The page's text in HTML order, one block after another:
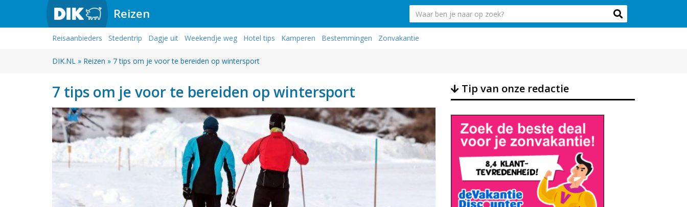
Reizen
Reisaanbieders Stedentrip Dagje uit Weekendje weg Hotel tips Kamperen Bestemmingen Zonvakantie
DIK.NL » Reizen » 7 tips om je voor te bereiden op wintersport
7 tips om je voor te bereiden op wintersport Tip van onze redactie